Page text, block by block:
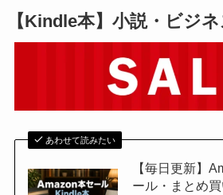
【Kindle本】小説・ビジ
あわせて読みたい
【毎日更新】
ール・まとめ